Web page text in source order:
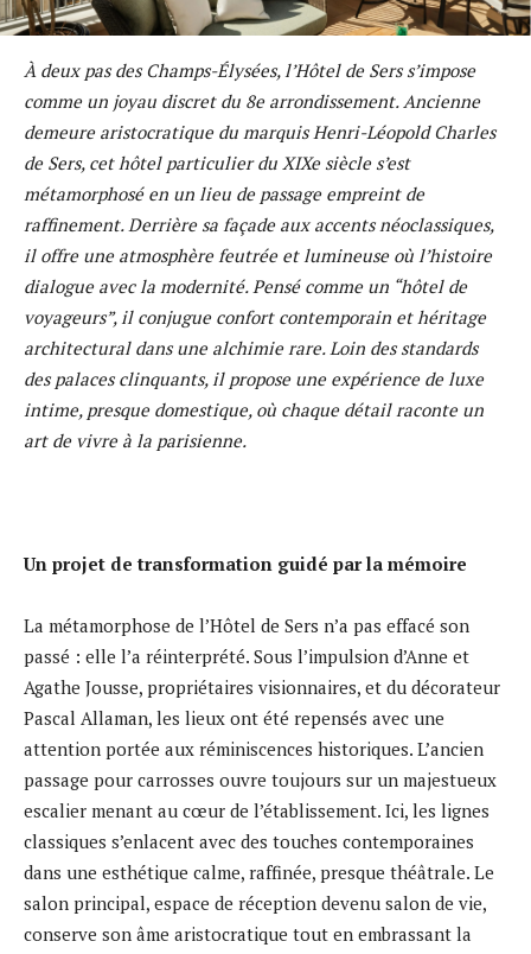
À deux pas des Champs-Élysées, l’Hôtel de Sers s’impose
comme un joyau discret du 8e arrondissement. Ancienne
demeure aristocratique du marquis Henri-Léopold Charles
de Sers, cet hôtel particulier du XIXe siècle s’est
métamorphosé en un lieu de passage empreint de
raffinement. Derrière sa façade aux accents néoclassiques,
il offre une atmosphère feutrée et lumineuse où l’histoire
dialogue avec la modernité. Pensé comme un “hôtel de
voyageurs”, il conjugue confort contemporain et héritage
architectural dans une alchimie rare. Loin des standards
des palaces clinquants, il propose une expérience de luxe
intime, presque domestique, où chaque détail raconte un
art de vivre à la parisienne.
Un projet de transformation guidé par la mémoire
La métamorphose de l’Hôtel de Sers n’a pas effacé son
passé : elle l’a réinterprété. Sous l’impulsion d’Anne et
Agathe Jousse, propriétaires visionnaires, et du décorateur
Pascal Allaman, les lieux ont été repensés avec une
attention portée aux réminiscences historiques. L’ancien
passage pour carrosses ouvre toujours sur un majestueux
escalier menant au cœur de l’établissement. Ici, les lignes
classiques s’enlacent avec des touches contemporaines
dans une esthétique calme, raffinée, presque théâtrale. Le
salon principal, espace de réception devenu salon de vie,
conserve son âme aristocratique tout en embrassant la